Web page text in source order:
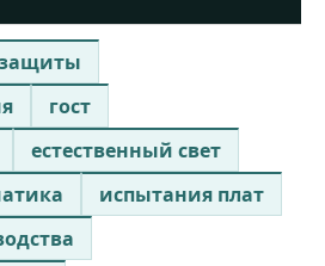
гост
естественный свет
испытания плат